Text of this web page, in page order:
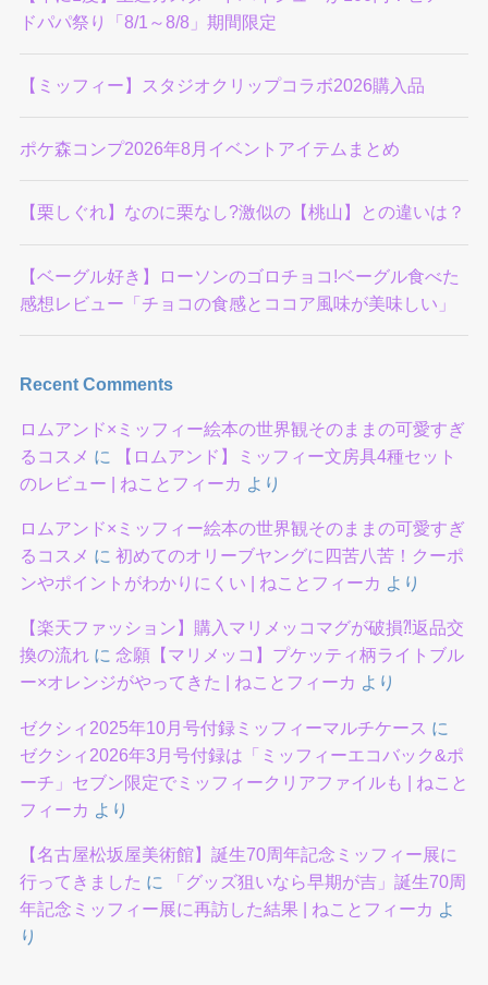
ドパパ祭り「8/1～8/8」期間限定
【ミッフィー】スタジオクリップコラボ2026購入品
ポケ森コンプ2026年8月イベントアイテムまとめ
【栗しぐれ】なのに栗なし?激似の【桃山】との違いは？
【ベーグル好き】ローソンのゴロチョコ!ベーグル食べた
感想レビュー「チョコの食感とココア風味が美味しい」
Recent Comments
ロムアンド×ミッフィー絵本の世界観そのままの可愛すぎ
るコスメ に
【ロムアンド】ミッフィー文房具4種セット
のレビュー | ねことフィーカ より
ロムアンド×ミッフィー絵本の世界観そのままの可愛すぎ
るコスメ に 初めてのオリーブヤングに四苦八苦！クーポ
ンやポイントがわかりにくい | ねことフィーカ より
【楽天ファッション】購入マリメッコマグが破損⁈返品交
換の流れに 念願【マリメッコ】プケッティ柄ライトブル
ー×オレンジがやってきた | ねことフィーカ より
ゼクシィ2025年10月号付録ミッフィーマルチケース に
ゼクシィ2026年3月号付録は「ミッフィーエコバック&ポ
ーチ」セブン限定でミッフィークリアファイルも | ねこと
フィーカ より
【名古屋松坂屋美術館】誕生70周年記念ミッフィー展に
行ってきました に
「グッズ狙いなら早期が吉」誕生70周
年記念ミッフィー展に再訪した結果 | ねことフィーカ よ
り